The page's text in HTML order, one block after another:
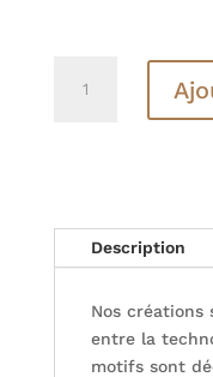
L'élégantine
Description
Nos créations
entre la
motifs sont